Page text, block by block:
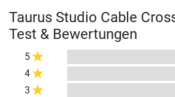
Taurus Studio Cable
Test & Bewertungen
5
4
3